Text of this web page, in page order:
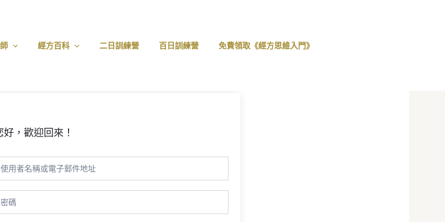
經方百科 二日訓練營 百日訓練營 免費領取《經方思維入門》
好，歡迎回來！